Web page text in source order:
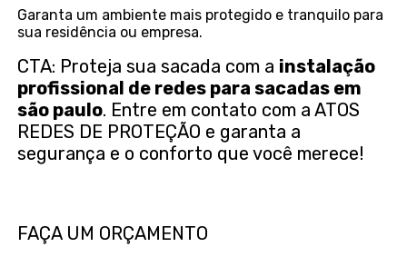
Garanta um ambiente mais protegido e tranquilo para
sua residência ou empresa.
CTA: Proteja sua sacada com a instalação
profissional de redes para sacadas em
são paulo. Entre em contato com a ATOS
REDES DE PROTEÇÃO e garanta a
segurança e o conforto que você merece!
FAÇA UM ORÇAMENTO